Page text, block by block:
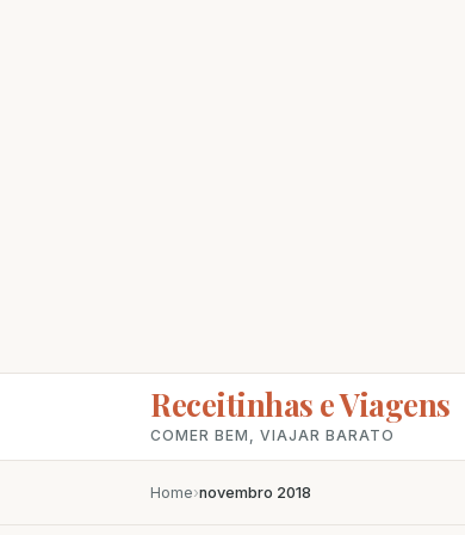
Receitinhas e Viagens
COMER BEM, VIAJAR BARATO
Home›novembro 2018